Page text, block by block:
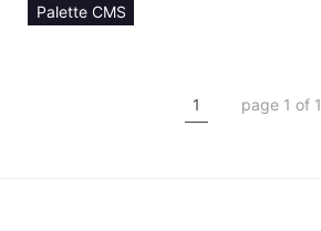
Palette CMS
コンテンツタイプ【manager】
1 page 1 of 1